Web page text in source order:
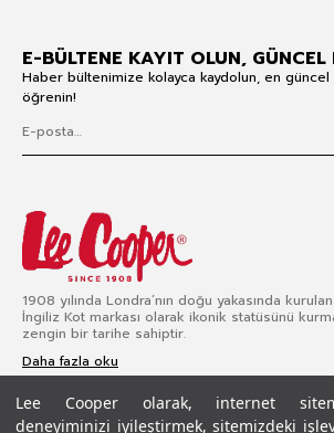
Lee Cooper olarak, internet
deneyiminizi iyileştirmek, sitemizdeki
E-BÜLTENE KAYIT OLUN, GÜNCEL
Haber bültenimize kolayca kaydolun, en
öğrenin!
1908 yılında Londra’nın doğu yakasında
İngiliz Kot markası olarak ikonik statüsünü
zengin bir tarihe sahiptir.
Daha fazla oku